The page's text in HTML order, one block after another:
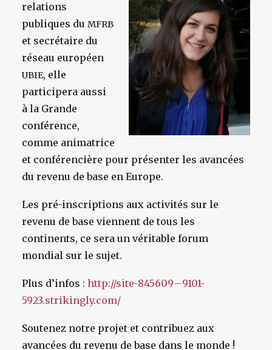
relations
publiques du MFRB
et secrétaire du
réseau européen
UBIE, elle
participera aussi
à la Grande
conférence,
comme animatrice
et conférencière pour présenter les avancées
du revenu de base en Europe.
Les pré-inscriptions aux activités sur le
revenu de base viennent de tous les
continents, ce sera un véritable forum
mondial sur le sujet.
Plus d’infos : http://site-845609 – 9101-
5923.strikingly.com/
Soutenez notre projet et contribuez aux
avancées du revenu de base dans le monde !